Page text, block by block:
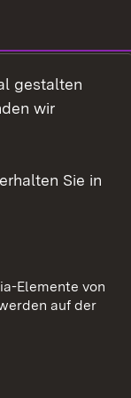
gestalten
wir
Sie in
Elemente von
auf der